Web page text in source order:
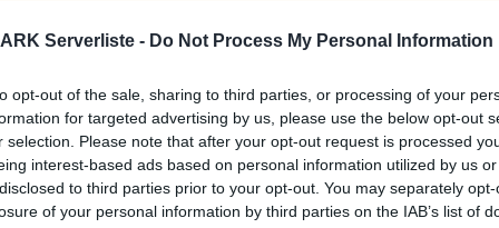
Serverliste - Do Not Process My Personal Information
opt-out of the sale, sharing to third parties, or processing of your
for targeted advertising by us, please use the below opt-out
selection. Please note that after your opt-out request is processed
interest-based ads based on personal information utilized by us
to third parties prior to your opt-out. You may separately
of your personal information by third parties on the IAB’s list of
gibt es noch keine Server, oder aber deine Filterauswahl